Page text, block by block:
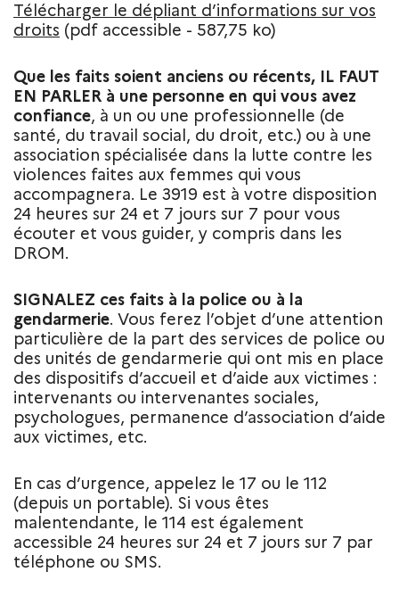
Télécharger le dépliant d’informations sur vos
droits (pdf accessible - 587,75 ko)
Que les faits soient anciens ou récents, IL FAUT
EN PARLER à une personne en qui vous avez
confiance, à un ou une professionnelle (de
santé, du travail social, du droit, etc.) ou à une
association spécialisée dans la lutte contre les
violences faites aux femmes qui vous
accompagnera. Le 3919 est à votre disposition
24 heures sur 24 et 7 jours sur 7 pour vous
écouter et vous guider, y compris dans les
DROM.
SIGNALEZ ces faits à la police ou à la
gendarmerie. Vous ferez l’objet d’une attention
particulière de la part des services de police ou
des unités de gendarmerie qui ont mis en place
des dispositifs d’accueil et d’aide aux victimes :
intervenants ou intervenantes sociales,
psychologues, permanence d’association d’aide
aux victimes, etc.
En cas d’urgence, appelez le 17 ou le 112
(depuis un portable). Si vous êtes
malentendante, le 114 est également
accessible 24 heures sur 24 et 7 jours sur 7 par
téléphone ou SMS.